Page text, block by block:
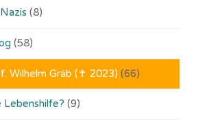
(8)
(58)
Wilhelm Gräb (✝ 2023) (66)
Lebenshilfe? (9)